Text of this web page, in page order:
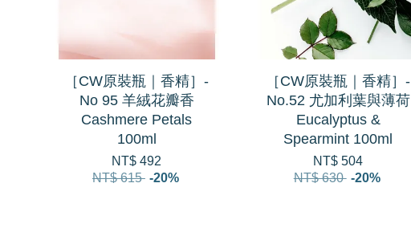
［CW原裝瓶｜香精］-
No 95 羊絨花瓣香
Cashmere Petals
100ml
NT$ 492
NT$ 615 -20%
［CW原裝瓶｜香精］-
No.52 尤加利葉與薄荷
Eucalyptus &
Spearmint 100ml
NT$ 504
NT$ 630 -20%